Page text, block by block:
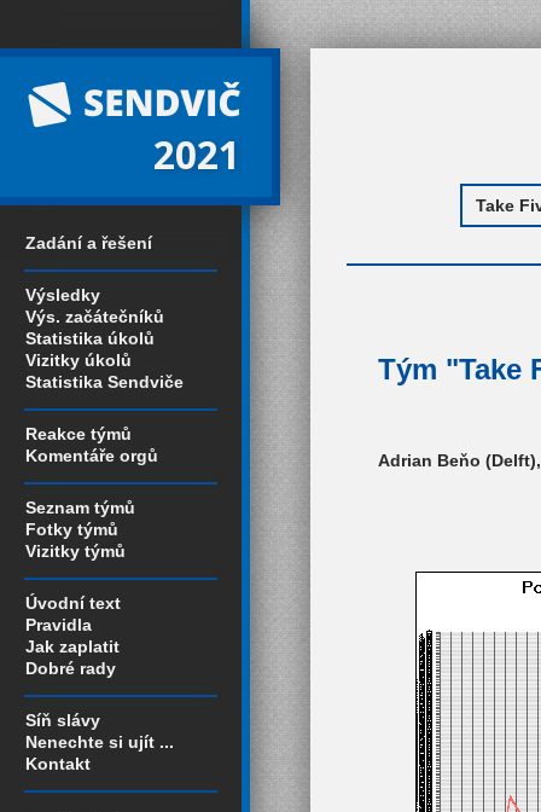
2021
Zadání a řešení
Výsledky
Výs. začátečníků
Statistika úkolů
Vizitky úkolů
Statistika Sendviče
Reakce týmů
Komentáře orgů
Seznam týmů
Fotky týmů
Vizitky týmů
Úvodní text
Pravidla
Jak zaplatit
Dobré rady
Síň slávy
Nenechte si ujít ...
Kontakt
Tým "Take
Adrian Beňo